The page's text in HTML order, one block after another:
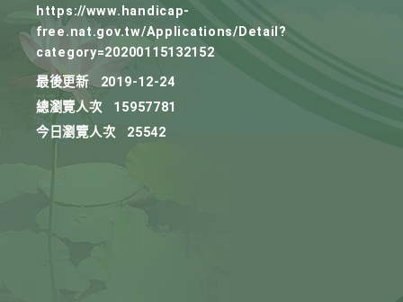
https://www.handicap-
free.nat.gov.tw/Applications/Detail?
category=20200115132152
最後更新
2019-12-24
總瀏覽人次
15957781
今日瀏覽人次
25542